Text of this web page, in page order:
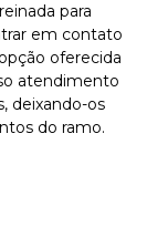
para
em contato
oferecida
atendimento
deixando-os
do ramo.